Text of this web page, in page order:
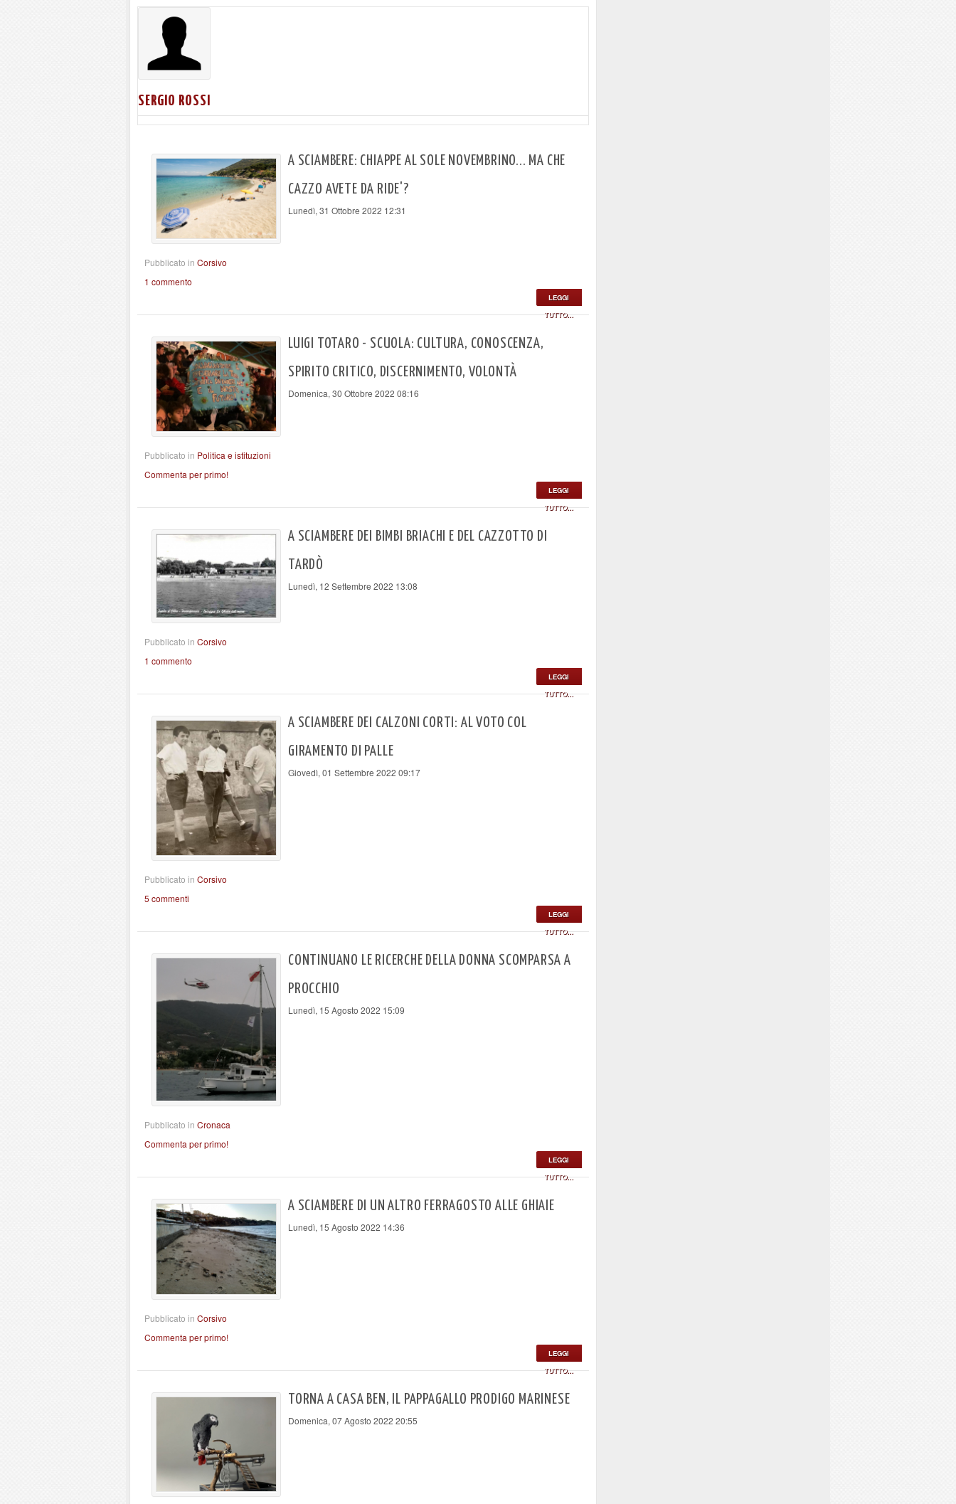
SERGIO ROSSI
A SCIAMBERE: CHIAPPE AL SOLE NOVEMBRINO... MA CHE
CAZZO AVETE DA RIDE'?
Lunedì, 31 Ottobre 2022 12:31
Pubblicato in Corsivo
1 commento
LEGGI
TUTTO...
LUIGI TOTARO - SCUOLA: CULTURA, CONOSCENZA,
SPIRITO CRITICO, DISCERNIMENTO, VOLONTÀ
Domenica, 30 Ottobre 2022 08:16
Pubblicato in Politica e istituzioni
Commenta per primo!
LEGGI
TUTTO...
A SCIAMBERE DEI BIMBI BRIACHI E DEL CAZZOTTO DI
TARDÒ
Lunedì, 12 Settembre 2022 13:08
Pubblicato in Corsivo
1 commento
LEGGI
TUTTO...
A SCIAMBERE DEI CALZONI CORTI: AL VOTO COL
GIRAMENTO DI PALLE
Giovedì, 01 Settembre 2022 09:17
Pubblicato in Corsivo
5 commenti
LEGGI
TUTTO...
CONTINUANO LE RICERCHE DELLA DONNA SCOMPARSA A
PROCCHIO
Lunedì, 15 Agosto 2022 15:09
Pubblicato in Cronaca
Commenta per primo!
LEGGI
TUTTO...
A SCIAMBERE DI UN ALTRO FERRAGOSTO ALLE GHIAIE
Lunedì, 15 Agosto 2022 14:36
Pubblicato in Corsivo
Commenta per primo!
LEGGI
TUTTO...
TORNA A CASA BEN, IL PAPPAGALLO PRODIGO MARINESE
Domenica, 07 Agosto 2022 20:55